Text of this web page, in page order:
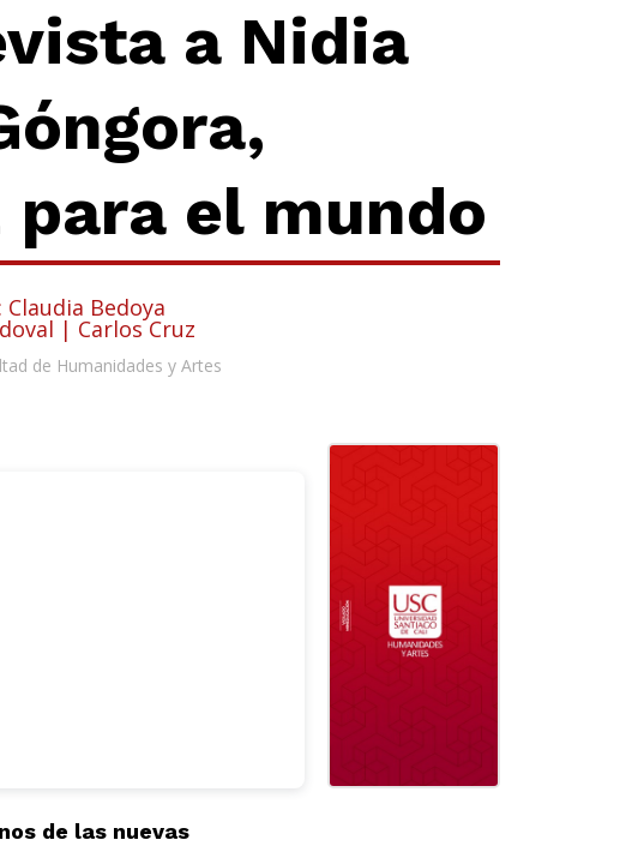
a Nidia
para el mundo
Claudia Bedoya
| Carlos Cruz
de Humanidades y Artes
de las nuevas